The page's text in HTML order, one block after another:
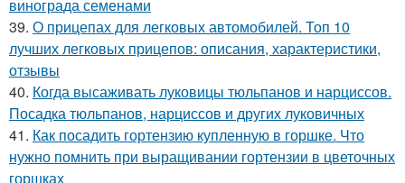
винограда семенами
39. О прицепах для легковых автомобилей. Топ 10
лучших легковых прицепов: описания, характеристики,
отзывы
40. Когда высаживать луковицы тюльпанов и нарциссов.
Посадка тюльпанов, нарциссов и других луковичных
41. Как посадить гортензию купленную в горшке. Что
нужно помнить при выращивании гортензии в цветочных
горшках